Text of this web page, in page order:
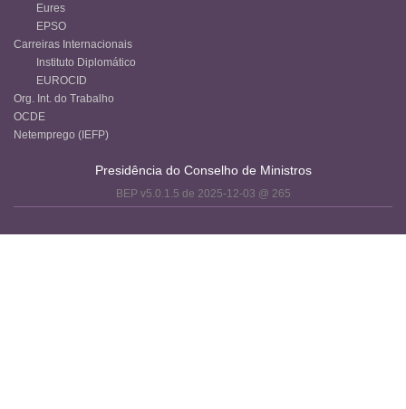
Eures
EPSO
Carreiras Internacionais
Instituto Diplomático
EUROCID
Org. Int. do Trabalho
OCDE
Netemprego (IEFP)
Presidência do Conselho de Ministros
BEP v5.0.1.5 de 2025-12-03 @ 265